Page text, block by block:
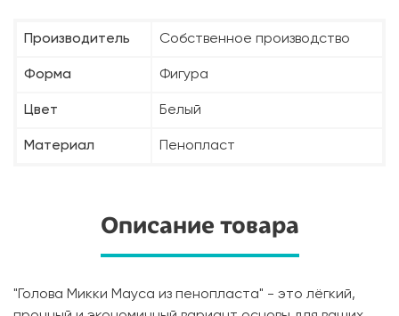
Производитель Собственное производство
Форма Фигура
Цвет Белый
Материал Пенопласт
Описание товара
"Голова Микки Мауса из пенопласта" - это лёгкий,